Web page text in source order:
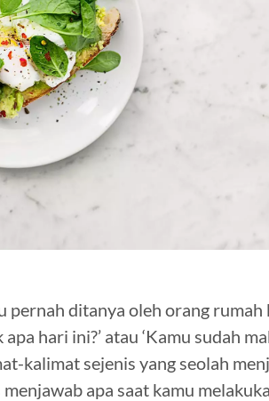
pernah ditanya oleh orang rumah
hari ini?’ atau ‘Kamu sudah
kalimat sejenis yang seolah
apa saat kamu